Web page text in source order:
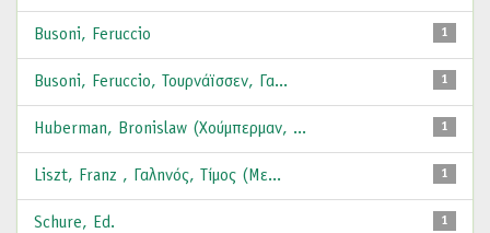
1
Busοni, Feruccio
1
Busοni, Feruccio, Τουρνάϊσσεν, Γα...
1
Huberman, Bronislaw (Χούμπερμαν, ...
1
Liszt, Franz , Γαληνός, Τίμος (Με...
1
Schure, Ed.